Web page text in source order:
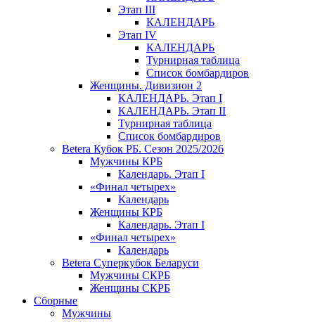
Этап III
КАЛЕНДАРЬ
Этап IV
КАЛЕНДАРЬ
Турнирная таблица
Список бомбардиров
Женщины. Дивизион 2
КАЛЕНДАРЬ. Этап I
КАЛЕНДАРЬ. Этап II
Турнирная таблица
Список бомбардиров
Betera Кубок РБ. Сезон 2025/2026
Мужчины КРБ
Календарь. Этап I
«Финал четырех»
Календарь
Женщины КРБ
Календарь. Этап I
«Финал четырех»
Календарь
Betera Суперкубок Беларуси
Мужчины СКРБ
Женщины СКРБ
Сборные
Мужчины